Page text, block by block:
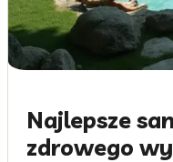
Najlepsze
zdrowego